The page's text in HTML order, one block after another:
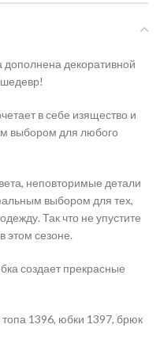
дополнена декоративной
шедевр!
в себе изящество и
выбором для любого
неповторимые детали
выбором для тех,
Так что не упустите
этом сезоне.
создает прекрасные
1396, юбки 1397, брюк